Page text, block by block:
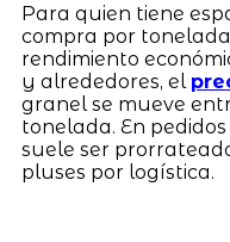
Para quien tiene
compra por
rendimiento
y alrededores, el
granel se mueve
tonelada. En
suele ser
pluses por logística.